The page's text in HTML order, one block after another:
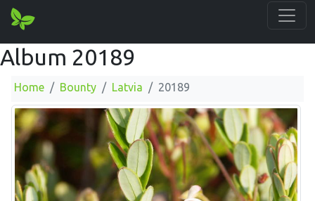
Album 20189
Home Bounty Latvia 20189